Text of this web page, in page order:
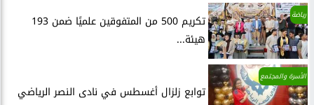
رياضة
تكريم 500 من المتفوقين علميًا ضمن 193
هيئة...
الأسرة والمجتمع
توابع زلزال أغسطس في نادى النصر الرياضي